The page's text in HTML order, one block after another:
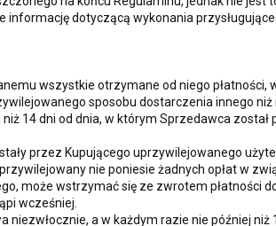
dotyczącą wykonania
wszystkie otrzymane od niego płatności,
sposobu dostarczenia innego niż
14 dni od dnia, w którym Sprzedawca
przez Kupującego uprzywilejowanego
nie poniesie żadnych opłat w
może wstrzymać się ze zwrotem płatności
wcześniej.
a w każdym razie nie później niż